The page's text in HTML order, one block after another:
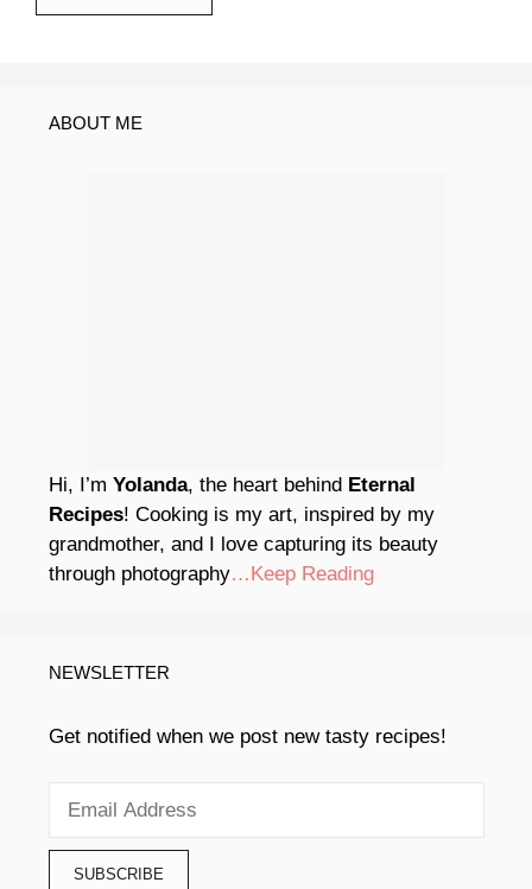
ABOUT ME
Hi, I’m Yolanda, the heart behind Eternal
Recipes! Cooking is my art, inspired by my
grandmother, and I love capturing its beauty
through photography…Keep Reading
NEWSLETTER
Get notified when we post new tasty recipes!